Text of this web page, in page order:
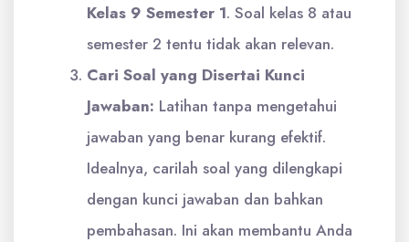
Kelas 9 Semester 1. Soal kelas 8 atau
semester 2 tentu tidak akan relevan.
Cari Soal yang Disertai Kunci
Jawaban: Latihan tanpa mengetahui
jawaban yang benar kurang efektif.
Idealnya, carilah soal yang dilengkapi
dengan kunci jawaban dan bahkan
pembahasan. Ini akan membantu Anda